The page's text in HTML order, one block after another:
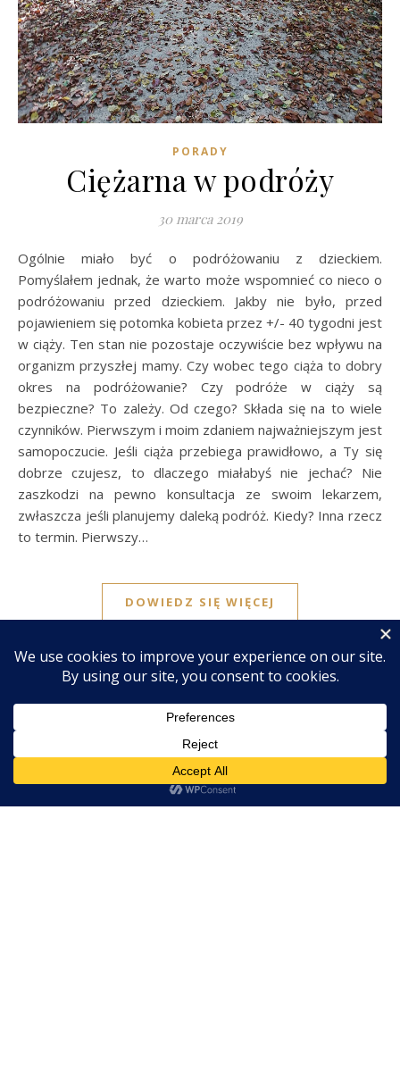
PORADY
Ciężarna w podróży
30 marca 2019
Ogólnie miało być o podróżowaniu z dzieckiem.
Pomyślałem jednak, że warto może wspomnieć co nieco o
podróżowaniu przed dzieckiem. Jakby nie było, przed
pojawieniem się potomka kobieta przez +/- 40 tygodni jest
w ciąży. Ten stan nie pozostaje oczywiście bez wpływu na
organizm przyszłej mamy. Czy wobec tego ciąża to dobry
okres na podróżowanie? Czy podróże w ciąży są
bezpieczne? To zależy. Od czego? Składa się na to wiele
czynników. Pierwszym i moim zdaniem najważniejszym jest
samopoczucie. Jeśli ciąża przebiega prawidłowo, a Ty się
dobrze czujesz, to dlaczego miałabyś nie jechać? Nie
zaszkodzi na pewno konsultacja ze swoim lekarzem,
zwłaszcza jeśli planujemy daleką podróż. Kiedy? Inna rzecz
to termin. Pierwszy…
DOWIEDZ SIĘ WIĘCEJ
Kamil Brak komentarzy